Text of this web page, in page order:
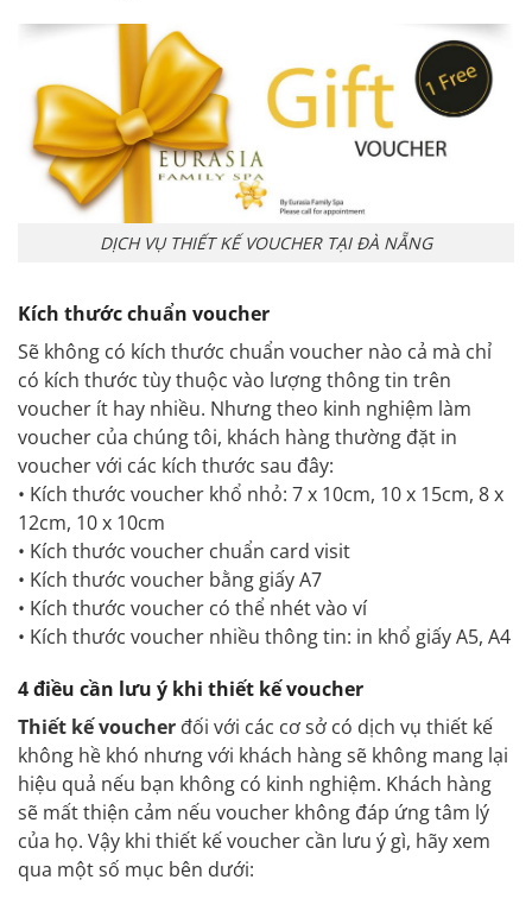
DỊCH VỤ THIẾT KẾ VOUCHER TẠI ĐÀ NẴNG
Kích thước chuẩn voucher
Sẽ không có kích thước chuẩn voucher nào cả mà chỉ
có kích thước tùy thuộc vào lượng thông tin trên
voucher ít hay nhiều. Nhưng theo kinh nghiệm làm
voucher của chúng tôi, khách hàng thường đặt in
voucher với các kích thước sau đây:
• Kích thước voucher khổ nhỏ: 7 x 10cm, 10 x 15cm, 8 x
12cm, 10 x 10cm
• Kích thước voucher chuẩn card visit
• Kích thước voucher bằng giấy A7
• Kích thước voucher có thể nhét vào ví
• Kích thước voucher nhiều thông tin: in khổ giấy A5, A4
4 điều cần lưu ý khi thiết kế voucher
Thiết kế voucher đối với các cơ sở có dịch vụ thiết kế
không hề khó nhưng với khách hàng sẽ không mang lại
hiệu quả nếu bạn không có kinh nghiệm. Khách hàng
sẽ mất thiện cảm nếu voucher không đáp ứng tâm lý
của họ. Vậy khi thiết kế voucher cần lưu ý gì, hãy xem
qua một số mục bên dưới: